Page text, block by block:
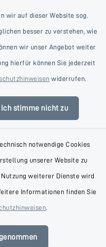
wir auf dieser Website sog.
besser zu verstehen, wie
wir unser Angebot weiter
hierfür können Sie jederzeit
widerrufen.
Ich stimme nicht zu
notwendige Cookies
unserer Website zu
weiterer Dienste wird
Informationen finden Sie
.